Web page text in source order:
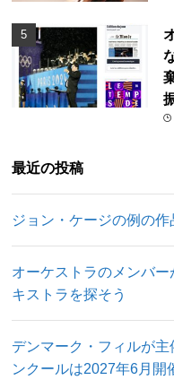
最近の投稿
ジョン・ケージの例の
オーケストラのメンバ
キストラを探そう
デンマーク・フィルが
ンクールは2027年6月開